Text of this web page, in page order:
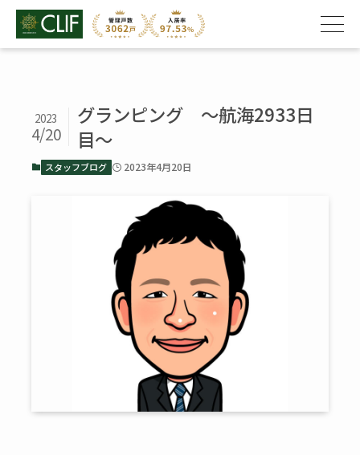
グランピング ～航海2933日
目～
2023
4/20
スタッフブログ 2023年4月20日